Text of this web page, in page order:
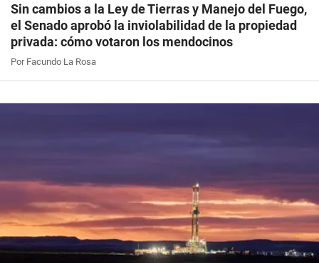
Sin cambios a la Ley de Tierras y Manejo del Fuego,
el Senado aprobó la inviolabilidad de la propiedad
privada: cómo votaron los mendocinos
Por Facundo La Rosa